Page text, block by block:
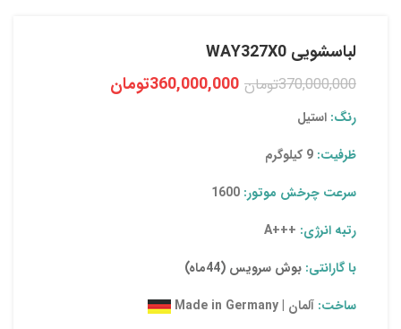
لباسشویی WAY327X0
370,000,000تومان 360,000,000تومان
رنگ: استیل
ظرفیت:
سرعت چرخش موتور:
رتبه انرژی: +++A
با گارانتی: بوش سرویس (44ماه)
ساخت: آلمان | Made in Germany